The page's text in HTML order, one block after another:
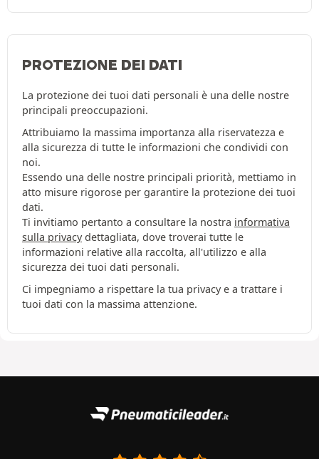
PROTEZIONE DEI DATI
La protezione dei tuoi dati personali è una delle nostre
principali preoccupazioni.
Attribuiamo la massima importanza alla riservatezza e
alla sicurezza di tutte le informazioni che condividi con
noi.
Essendo una delle nostre principali priorità, mettiamo in
atto misure rigorose per garantire la protezione dei tuoi
dati.
Ti invitiamo pertanto a consultare la nostra informativa
sulla privacydettagliata, dove troverai tutte le
informazioni relative alla raccolta, all'utilizzo e alla
sicurezza dei tuoi dati personali.
Ci impegniamo a rispettare la tua privacy e a trattare i
tuoi dati con la massima attenzione.